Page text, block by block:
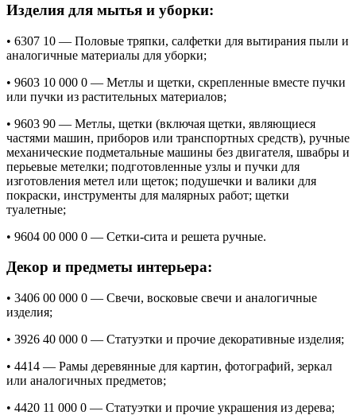
Изделия для мытья и уборки:
• 6307 10 — Половые тряпки, салфетки для вытирания пыли и
аналогичные материалы для уборки;
• 9603 10 000 0 — Метлы и щетки, скрепленные вместе пучки
или пучки из растительных материалов;
• 9603 90 — Метлы, щетки (включая щетки, являющиеся
частями машин, приборов или транспортных средств), ручные
механические подметальные машины без двигателя, швабры и
перьевые метелки; подготовленные узлы и пучки для
изготовления метел или щеток; подушечки и валики для
покраски, инструменты для малярных работ; щетки
туалетные;
• 9604 00 000 0 — Сетки-сита и решета ручные.
Декор и предметы интерьера:
• 3406 00 000 0 — Свечи, восковые свечи и аналогичные
изделия;
• 3926 40 000 0 — Статуэтки и прочие декоративные изделия;
• 4414 — Рамы деревянные для картин, фотографий, зеркал
или аналогичных предметов;
• 4420 11 000 0 — Статуэтки и прочие украшения из дерева;